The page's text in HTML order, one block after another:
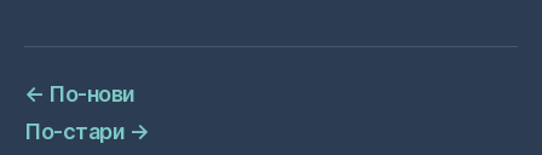
← По-нови
По-стари →